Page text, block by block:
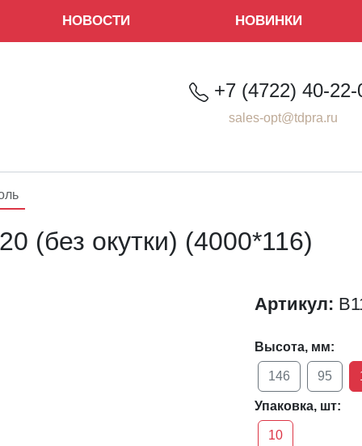
НОВОСТИ НОВИНКИ
+7 (4722) 40-22-
sales-opt@tdpra.ru
(без окутки) (4000*116)
Артикул:
Высота, мм:
146 95
Упаковка, шт:
10